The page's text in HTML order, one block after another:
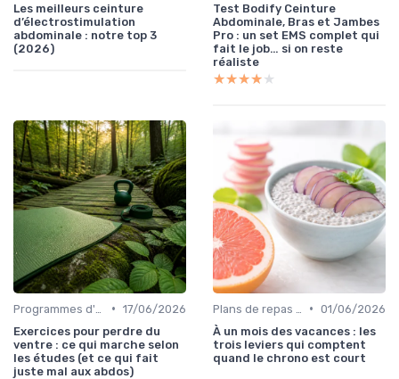
Les meilleurs ceinture
d’électrostimulation
abdominale : notre top 3
(2026)
Test Bodify Ceinture
Abdominale, Bras et Jambes
Pro : un set EMS complet qui
fait le job… si on reste
réaliste
★★★★★
★★★★★
• 17/06/2026
Exercices pour perdre du
ventre : ce qui marche selon
les études (et ce qui fait
juste mal aux abdos)
• 01/06/2026
À un mois des vacances : les
trois leviers qui comptent
quand le chrono est court